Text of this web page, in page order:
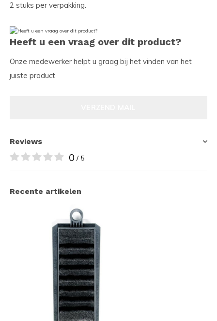
2 stuks per verpakking.
Heeft u een vraag over dit product?
Onze medewerker helpt u graag bij het vinden van het
juiste product
Reviews
0 / 5
Recente artikelen